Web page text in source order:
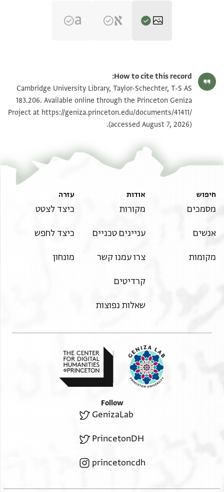
T-S AS 183.206 1v הגדל וסובב
תנאי היתר שימוש בתצלום
How to cite this record:
Cambridge University Library, Taylor-Schechter, T-S AS
183.206. Available online through the Princeton Geniza
Project athttps://geniza.princeton.edu/documents/41411/
(accessed August 7, 2026).
חיפוש
מסמכים
אנשים
מקומות
אודות
מקורות
עניינים טכניים
צרו עמנו קשר
קרדיטים
שאלות נפוצות
עזרה
כיצד לצטט
כיצד לחפש
מונחון
Follow
GenizaLab
PrincetonDH
princetoncdh